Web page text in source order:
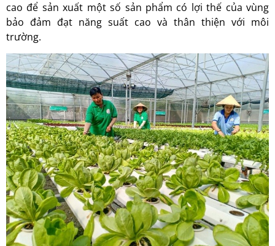
cao để sản xuất một số sản phẩm có lợi thế của vùng
bảo đảm đạt năng suất cao và thân thiện với môi
trường.